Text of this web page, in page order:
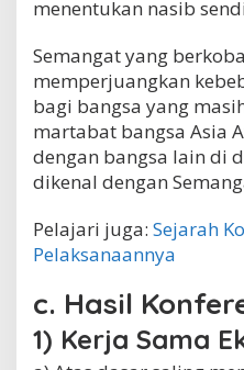
menentukan nasib
Semangat yang
memperjuangkan
bagi bangsa yang
martabat bangsa Asia
dengan bangsa lain di
dikenal dengan
Pelajari juga: Sejarah
Pelaksanaannya
c. Hasil
1) Kerja Sama